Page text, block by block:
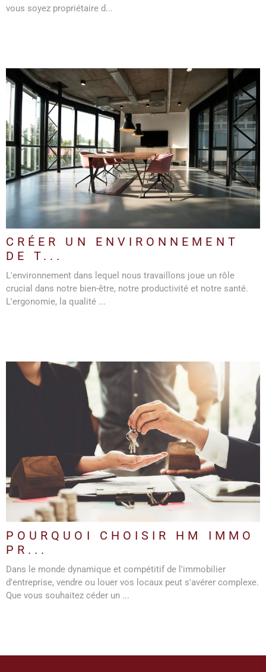
vous soyez propriétaire d...
CRÉER UN ENVIRONNEMENT
DE T...
L'environnement dans lequel nous travaillons joue un rôle
crucial dans notre bien-être, notre productivité et notre santé.
L'ergonomie, la qualité ...
LIRE L'ARTICLE
POURQUOI CHOISIR HM IMMO
PR...
Dans le monde dynamique et compétitif de l'immobilier
d'entreprise, vendre ou louer vos locaux peut s'avérer complexe.
Que vous souhaitez céder un ...
LIRE L'ARTICLE